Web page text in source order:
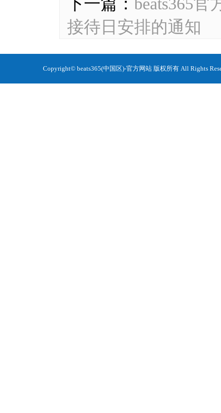
下一篇： beats365
接待日安排的通知
Copyright© beats365(中国区)-官方网站 版权所有 All Rights